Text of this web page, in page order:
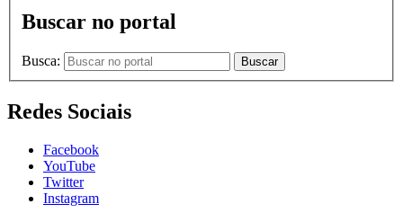
Buscar no portal
Busca: Buscar
Redes Sociais
Facebook
YouTube
Twitter
Instagram